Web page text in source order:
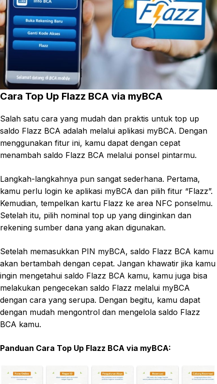
Cara Top Up Flazz BCA via myBCA
Salah satu cara yang mudah dan praktis untuk top up
saldo Flazz BCA adalah melalui aplikasi myBCA. Dengan
menggunakan fitur ini, kamu dapat dengan cepat
menambah saldo Flazz BCA melalui ponsel pintarmu.
Langkah-langkahnya pun sangat sederhana. Pertama,
kamu perlu login ke aplikasi myBCA dan pilih fitur “Flazz”.
Kemudian, tempelkan kartu Flazz ke area NFC ponselmu.
Setelah itu, pilih nominal top up yang diinginkan dan
rekening sumber dana yang akan digunakan.
Setelah memasukkan PIN myBCA, saldo Flazz BCA kamu
akan bertambah dengan cepat. Jangan khawatir jika kamu
ingin mengetahui saldo Flazz BCA kamu, kamu juga bisa
melakukan pengecekan saldo Flazz melalui myBCA
dengan cara yang serupa. Dengan begitu, kamu dapat
dengan mudah mengontrol dan mengelola saldo Flazz
BCA kamu.
Panduan Cara Top Up Flazz BCA via myBCA: